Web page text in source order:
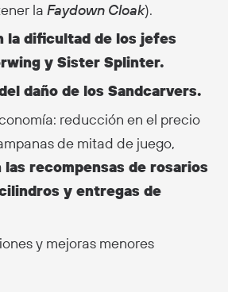
la Faydown Cloak).
la dificultad de los jefes
y Sister Splinter.
daño de los Sandcarvers.
reducción en el precio
de mitad de juego,
las recompensas de rosarios
y entregas de
y mejoras menores